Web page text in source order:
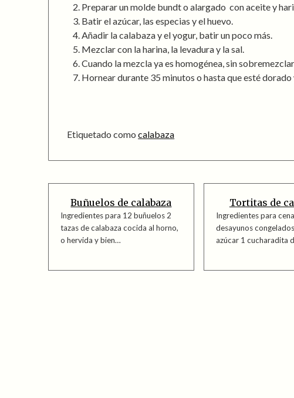
Preparar un molde bundt o alargado con aceite y
Batir el azúcar, las especias y el huevo.
Añadir la calabaza y el yogur, batir un poco más.
Mezclar con la harina, la levadura y la sal.
Cuando la mezcla ya es homogénea, sin
Hornear durante 35 minutos o hasta que esté
Etiquetado como calabaza
Buñuelos de calabaza
Ingredientes para 12 buñuelos 2
tazas de calabaza cocida al horno,
o hervida y bien…
Tortitas de
Ingredientes para
desayunos
azúcar 1 cucharadita